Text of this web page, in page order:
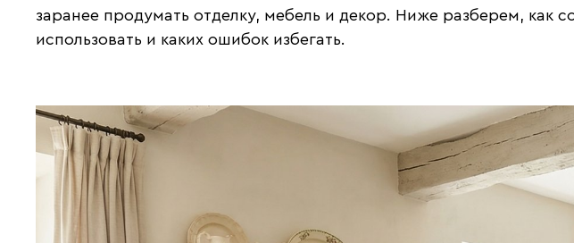
заранее продумать отделку, мебель и декор. Ниже разберем, как
использовать и каких ошибок избегать.